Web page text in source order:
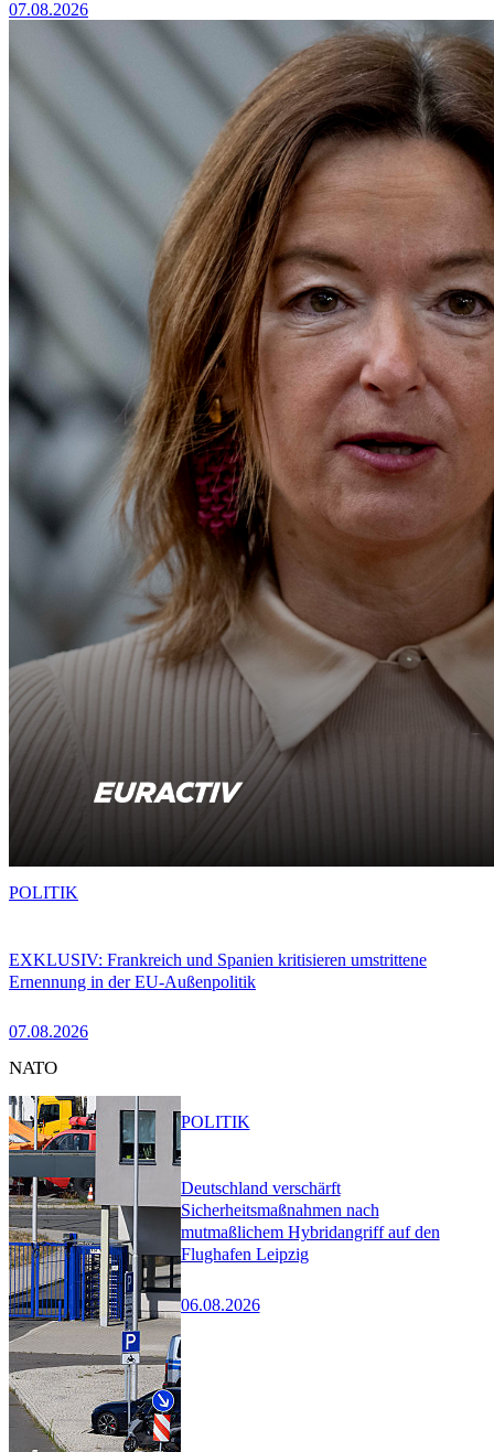
07.08.2026
EXKLUSIV: Frankreich und Spanien kritisieren umstrittene
Ernennung in der EU-Außenpolitik
07.08.2026
POLITIK
NATO
Deutschland verschärft
Sicherheitsmaßnahmen nach
mutmaßlichem Hybridangriff auf den
Flughafen Leipzig
06.08.2026
POLITIK